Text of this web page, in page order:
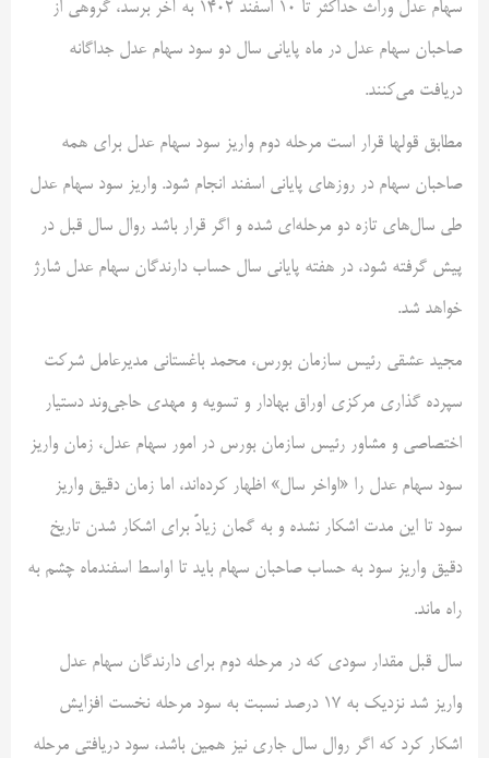
سهام عدل وراث حداکثر تا ۱۰ اسفند ۱۴۰۲ به آخر برسد، گروهی از
صاحبان سهام عدل در ماه پایانی سال دو سود سهام عدل جداگانه
دریافت می‌کنند.
مطابق قولها قرار است مرحله دوم واریز سود سهام عدل برای همه
صاحبان سهام در روز‌های پایانی اسفند انجام شود. واریز سود سهام عدل
طی سال‌های تازه دو مرحله‌ای شده و اگر قرار باشد روال سال قبل در
پیش گرفته شود، در هفته پایانی سال حساب دارندگان سهام عدل شارژ
خواهد شد.
مجید عشقی رئیس سازمان بورس، محمد باغستانی مدیرعامل شرکت
سپرده گذاری مرکزی اوراق بهادار و تسویه و مهدی حاجی‌وند دستیار
اختصاصی و مشاور رئیس سازمان بورس در امور سهام عدل، زمان واریز
سود سهام عدل را «اواخر سال» اظهار کرده‌اند، اما زمان دقیق واریز
سود تا این مدت اشکار نشده و به گمان زیادً برای اشکار شدن تاریخ
دقیق واریز سود به حساب صاحبان سهام باید تا اواسط اسفندماه چشم به
راه ماند.
سال قبل مقدار سودی که در مرحله دوم برای دارندگان سهام عدل
واریز شد نزدیک به ۱۷ درصد نسبت به سود مرحله نخست افزایش
اشکار کرد که اگر روال سال جاری نیز همین باشد، سود دریافتی مرحله